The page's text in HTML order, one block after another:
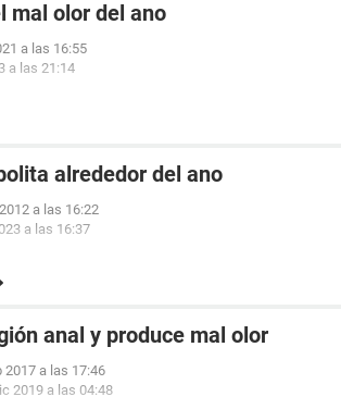
mal olor del ano
a las 16:55
a las 21:14
alrededor del ano
a las 16:22
a las 16:37
anal y produce mal olor
2017 a las 17:46
2019 a las 04:48